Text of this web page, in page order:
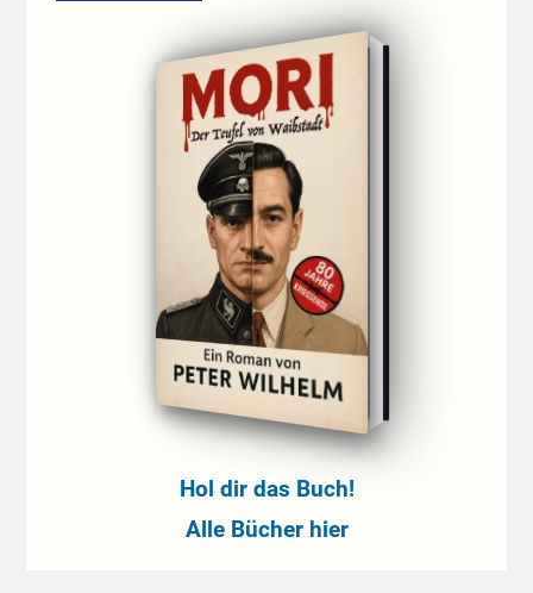
Hol dir das Buch!
Alle Bücher hier